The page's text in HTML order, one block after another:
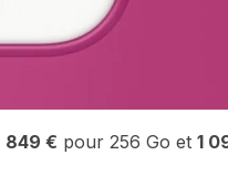
849 € pour 256 Go et 1